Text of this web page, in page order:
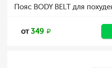
Пояс BODY BELT для
от349